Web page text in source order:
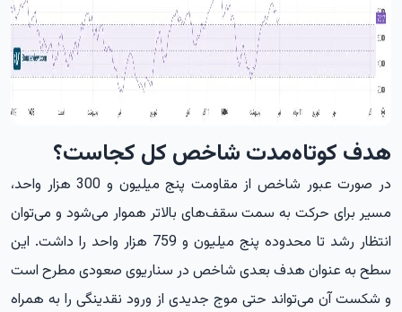
هدف کوتاه‌مدت شاخص کل کجاست؟
در صورت عبور شاخص از مقاومت پنج میلیون و 300 هزار واحد،
مسیر برای حرکت به سمت سقف‌های بالاتر هموار می‌شود و می‌توان
انتظار رشد تا محدوده پنج میلیون و 759 هزار واحد را داشت. این
سطح به عنوان هدف بعدی شاخص در سناریوی صعودی مطرح است
و شکست آن می‌تواند حتی موج جدیدی از ورود نقدینگی را به همراه